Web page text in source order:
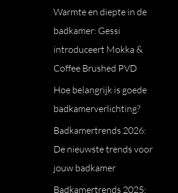
Warmte en diepte in de
badkamer: Gessi
introduceert Mokka &
Coffee Brushed PVD
Hoe belangrijk is goede
badkamerverlichting?
Badkamertrends 2026:
De nieuwste trends voor
jouw badkamer
Badkamertrends 2025: